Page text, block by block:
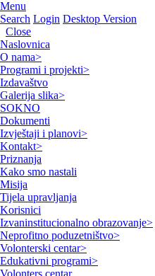
Menu
Search Login Desktop Version
Close
Naslovnica
O nama>
Programi i projekti>
Izdavaštvo
Galerija slika>
SOKNO
Dokumenti
Izvještaji i planovi>
Kontakt>
Priznanja
Kako smo nastali
Misija
Tijela upravljanja
Korisnici
Izvaninstitucionalno obrazovanje>
Neprofitno poduzetništvo>
Volonterski centar>
Edukativni programi>
Volonters centar